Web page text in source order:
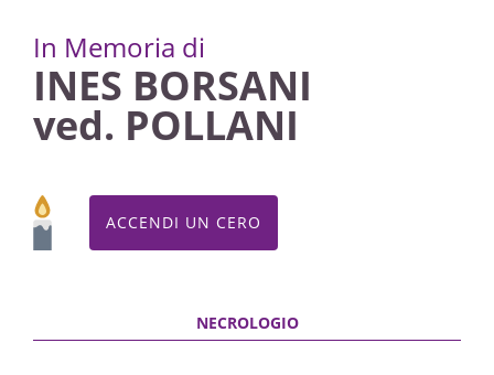
In Memoria di
INES BORSANI
ved. POLLANI
ACCENDI UN CERO